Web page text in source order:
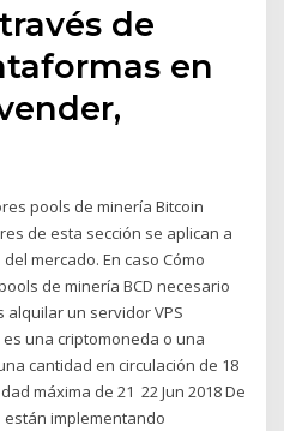
de
en
pools de minería Bitcoin
de esta sección se aplican a
mercado. En caso Cómo
de minería BCD necesario
un servidor VPS
es una criptomoneda o una
cantidad en circulación de 18
máxima de 21 22 Jun 2018 De
implementando